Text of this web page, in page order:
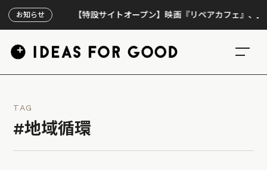
お知らせ【特設サイトオープン】映画『リペアカフェ』、上映300回
TAG
#地域循環